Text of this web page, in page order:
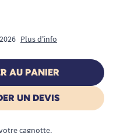
Plus d'info
AU PANIER
UN DEVIS
cagnotte.